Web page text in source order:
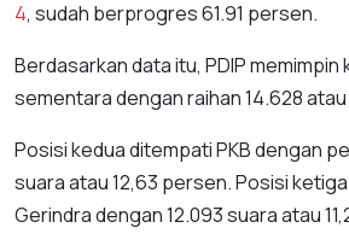
4, sudah berprogres 61.91 persen.
Berdasarkan data itu, PDIP memimpin
sementara dengan raihan 14.628
Posisi kedua ditempati PKB dengan
suara atau 12,63 persen. Posisi
Gerindra dengan 12.093 suara atau